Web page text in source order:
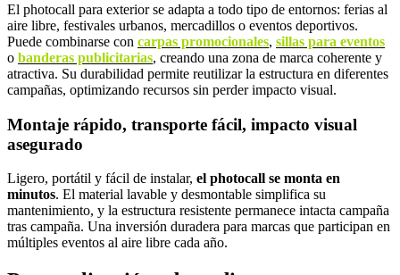
El photocall para exterior se adapta a todo tipo de entornos: ferias al
aire libre, festivales urbanos, mercadillos o eventos deportivos.
Puede combinarse con carpas promocionales, sillas para eventos
o banderas publicitarias, creando una zona de marca coherente y
atractiva. Su durabilidad permite reutilizar la estructura en diferentes
campañas, optimizando recursos sin perder impacto visual.
Montaje rápido, transporte fácil, impacto visual
asegurado
Ligero, portátil y fácil de instalar, el photocall se monta en
minutos. El material lavable y desmontable simplifica su
mantenimiento, y la estructura resistente permanece intacta campaña
tras campaña. Una inversión duradera para marcas que participan en
múltiples eventos al aire libre cada año.